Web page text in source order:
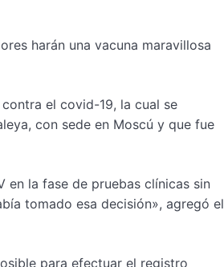
harán una vacuna maravillosa
el covid-19, la cual se
con sede en Moscú y que fue
en la fase de pruebas clínicas sin
tomado esa decisión», agregó el
para efectuar el registro